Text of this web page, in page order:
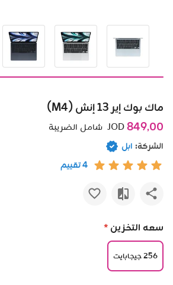
ماك بوك إير 13 إنش (M4)
849٫00
شامل الضريبة
الشركة: ابل
4 تقييم
سعه التخزين *
256 جيجابايت